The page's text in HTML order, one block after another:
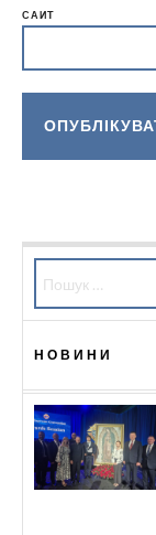
САЙТ
НОВИНИ